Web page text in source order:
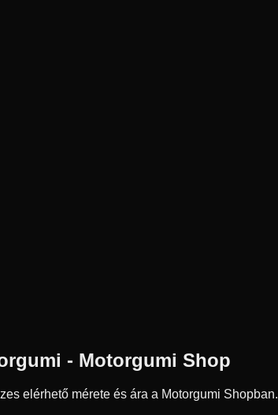
- Motorgumi Shop
elérhető mérete és ára a Motorgumi Shopban.